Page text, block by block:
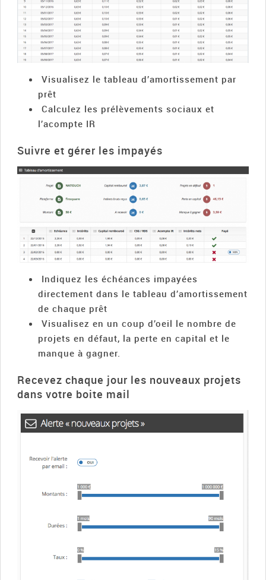
Visualisez le tableau d’amortissement par
prêt
Calculez les prélèvements sociaux et
l’acompte IR
Suivre et gérer les impayés
Indiquez les échéances impayées
directement dans le tableau d’amortissement
de chaque prêt
Visualisez en un coup d’oeil le nombre de
projets en défaut, la perte en capital et le
manque à gagner.
Recevez chaque jour les nouveaux projets
dans votre boite mail